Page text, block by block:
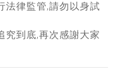
法律監管,請勿以身試
究到底,再次感謝大家